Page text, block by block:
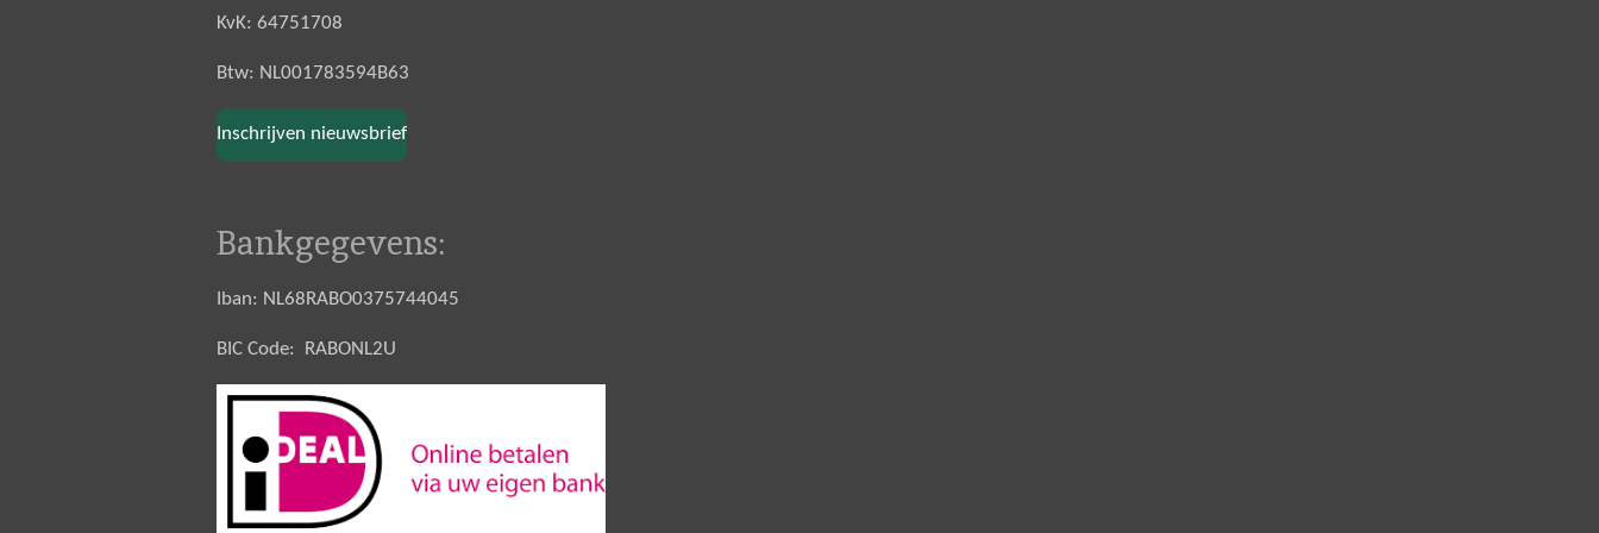
KvK: 64751708
Btw: NL001783594B63
Inschrijven nieuwsbrief
Bankgegevens:
Iban: NL68RABO0375744045
BIC Code: RABONL2U